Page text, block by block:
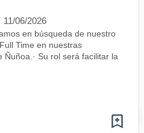
11/06/2026
en búsqueda de nuestro
Time en nuestras
Su rol será facilitar la